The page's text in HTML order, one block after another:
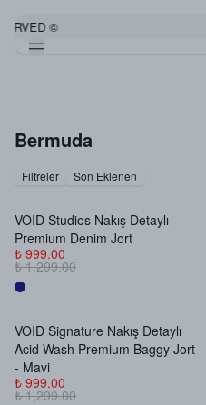
©
Bermuda
Filtreler Son Eklenen
VOID Studios Nakış Detaylı
Premium Denim Jort
₺ 999.00
₺ 1,299.00
VOID Signature Nakış Detaylı
Acid Wash Premium Baggy Jort
- Mavi
₺ 999.00
₺ 1,299.00